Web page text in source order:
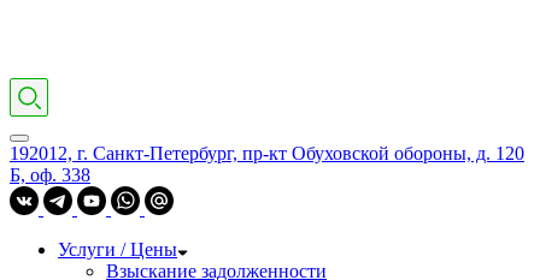
192012, г. Санкт-Петербург, пр-кт Обуховской обороны, д. 120
Б, оф. 338
Услуги / Цены
Взыскание задолженности